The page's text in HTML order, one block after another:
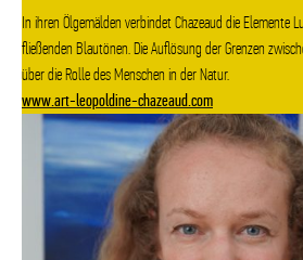
In ihren Ölgemälden verbindet Chazeaud die Elemente
fließenden Blautönen. Die Auflösung der Grenzen
über die Rolle des Menschen in der Natur.
www.art-leopoldine-chazeaud.com